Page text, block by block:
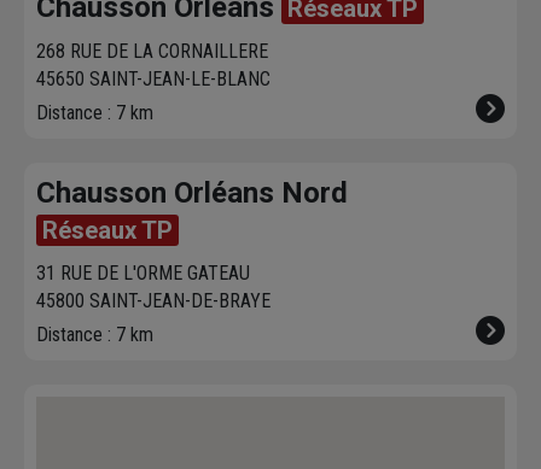
Chausson Orléans Réseaux TP
268 RUE DE LA CORNAILLERE
45650 SAINT-JEAN-LE-BLANC
Distance : 7 km
Chausson Orléans Nord
Réseaux TP
31 RUE DE L'ORME GATEAU
45800 SAINT-JEAN-DE-BRAYE
Distance : 7 km